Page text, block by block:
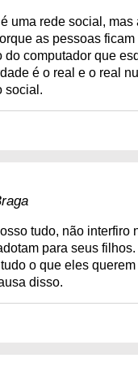
uma rede social, mas
as pessoas ficam
do computador que
é o real e o real
social.
tudo, não interfiro
para seus
o que eles
disso.